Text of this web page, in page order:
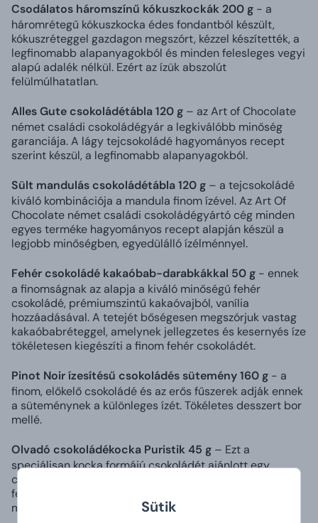
Sütik
Csodálatos háromszínű kókuszkockák 200 g - a
háromrétegű kókuszkocka édes fondantból készült,
kókuszréteggel gazdagon megszórt, kézzel készítették, a
legfinomabb alapanyagokból és minden felesleges vegyi
alapú adalék nélkül. Ezért az ízük abszolút
felülmúlhatatlan.
Alles Gute csokoládétábla 120 g – az Art of Chocolate
német családi csokoládégyár a legkiválóbb minőség
garanciája. A lágy tejcsokoládé hagyományos recept
szerint készül, a legfinomabb alapanyagokból.
Sült mandulás csokoládétábla 120 g – a tejcsokoládé
kiváló kombinációja a mandula finom ízével. Az Art Of
Chocolate német családi csokoládégyártó cég minden
egyes terméke hagyományos recept alapján készül a
legjobb minőségben, egyedülálló ízélménnyel.
Fehér csokoládé kakaóbab-darabkákkal 50 g - ennek
a finomságnak az alapja a kiváló minőségű fehér
csokoládé, prémiumszintű kakaóvajból, vanília
hozzáadásával. A tetejét bőségesen megszórjuk vastag
kakaóbabréteggel, amelynek jellegzetes és kesernyés íze
tökéletesen kiegészíti a finom fehér csokoládét.
Pinot Noir ízesítésű csokoládés sütemény 160 g - a
finom, előkelő csokoládé és az erős fűszerek adják ennek
a süteménynek a különleges ízét. Tökéletes desszert bor
mellé.
Olvadó csokoládékocka Puristik 45 g – Ezt a
speciálisan kocka formájú csokoládét ajánlott egy
csésze meleg tejbe mártani és hagyni, hogy lassan
felolvadjon. Adja át magát az íze élvezetének, ami
minden stresszt és feszültséget elfeledtet.